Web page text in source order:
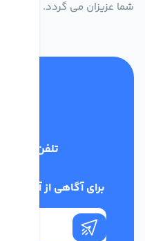
شما عزیزان می گردد.
تلفن
برای آگاهی از آخرین